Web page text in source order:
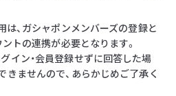
は、ガシャポンメンバーズの登録と
トの連携が必要となります。
イン・会員登録せずに回答した場
きませんので、あらかじめご了承く